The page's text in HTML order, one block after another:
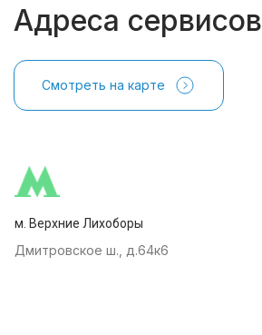
Адреса сервисов
Смотреть на карте
м. Верхние Лихоборы
Дмитровское ш., д.64к6